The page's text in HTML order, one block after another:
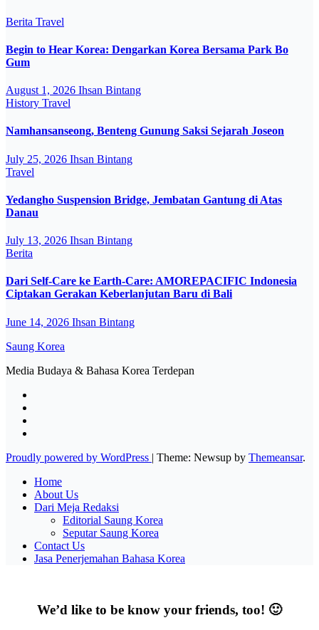
Berita Travel
Begin to Hear Korea: Dengarkan Korea Bersama Park Bo
Gum
August 1, 2026 Ihsan Bintang
History Travel
Namhansanseong, Benteng Gunung Saksi Sejarah Joseon
July 25, 2026 Ihsan Bintang
Travel
Yedangho Suspension Bridge, Jembatan Gantung di Atas
Danau
July 13, 2026 Ihsan Bintang
Berita
Dari Self-Care ke Earth-Care: AMOREPACIFIC Indonesia
Ciptakan Gerakan Keberlanjutan Baru di Bali
June 14, 2026 Ihsan Bintang
Saung Korea
Media Budaya & Bahasa Korea Terdepan
Proudly powered by WordPress | Theme: Newsup by Themeansar.
Home
About Us
Dari Meja Redaksi
Editorial Saung Korea
Seputar Saung Korea
Contact Us
Jasa Penerjemahan Bahasa Korea
We’d like to be know your friends, too! 🙂